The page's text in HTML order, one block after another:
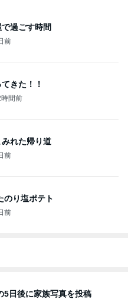
過ごす時間
前
きた！！
時間前
れた帰り道
前
のり塩ポテト
前
5日後に家族写真を投稿